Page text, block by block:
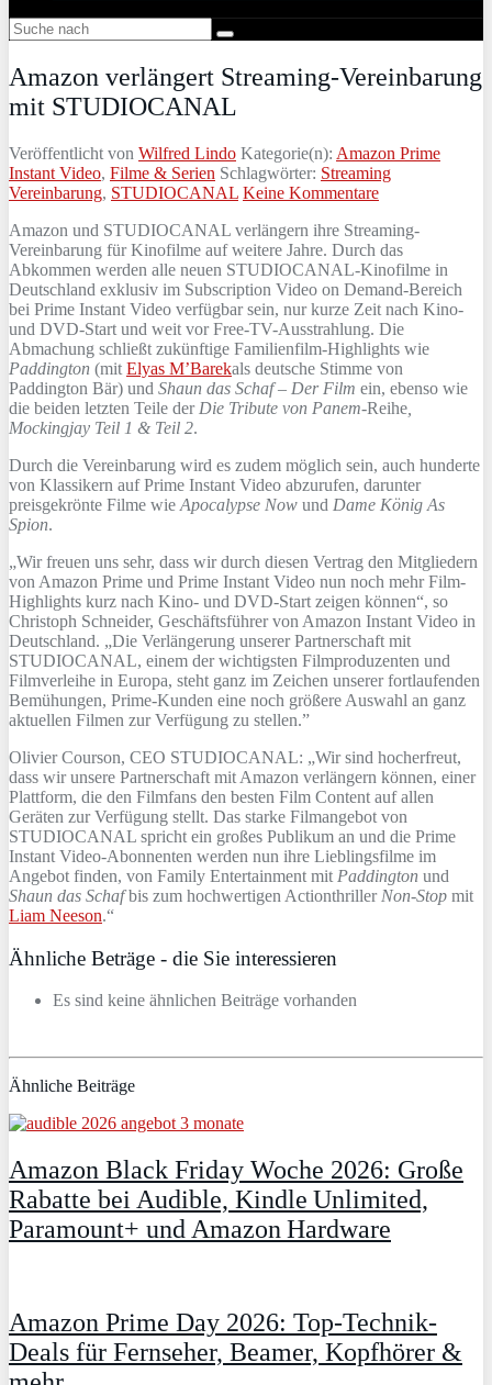
Amazon verlängert Streaming-Vereinbarung
mit STUDIOCANAL
Veröffentlicht von Wilfred Lindo Kategorie(n): Amazon Prime
Instant Video, Filme & Serien Schlagwörter: Streaming
Vereinbarung, STUDIOCANAL Keine Kommentare
Amazon und STUDIOCANAL verlängern ihre Streaming-
Vereinbarung für Kinofilme auf weitere Jahre. Durch das
Abkommen werden alle neuen STUDIOCANAL-Kinofilme in
Deutschland exklusiv im Subscription Video on Demand-Bereich
bei Prime Instant Video verfügbar sein, nur kurze Zeit nach Kino-
und DVD-Start und weit vor Free-TV-Ausstrahlung. Die
Abmachung schließt zukünftige Familienfilm-Highlights wie
Paddington (mit Elyas M’Barekals deutsche Stimme von
Paddington Bär) und Shaun das Schaf – Der Film ein, ebenso wie
die beiden letzten Teile der Die Tribute von Panem-Reihe
Mockingjay Teil 1 & Teil 2.
Durch die Vereinbarung wird es zudem möglich sein, auch hunderte
von Klassikern auf Prime Instant Video abzurufen, darunter
preisgekrönte Filme wie Apocalypse Now und Dame König As
Spion.
„Wir freuen uns sehr, dass wir durch diesen Vertrag den Mitgliedern
von Amazon Prime und Prime Instant Video nun noch mehr Film-
Highlights kurz nach Kino- und DVD-Start zeigen können“, so
Christoph Schneider, Geschäftsführer von Amazon Instant Video in
Deutschland. „Die Verlängerung unserer Partnerschaft mit
STUDIOCANAL, einem der wichtigsten Filmproduzenten und
Filmverleihe in Europa, steht ganz im Zeichen unserer fortlaufenden
Bemühungen, Prime-Kunden eine noch größere Auswahl an ganz
aktuellen Filmen zur Verfügung zu stellen.”
Olivier Courson, CEO STUDIOCANAL: „Wir sind hocherfreut,
dass wir unsere Partnerschaft mit Amazon verlängern können, einer
Plattform, die den Filmfans den besten Film Content auf allen
Geräten zur Verfügung stellt. Das starke Filmangebot von
STUDIOCANAL spricht ein großes Publikum an und die Prime
Instant Video-Abonnenten werden nun ihre Lieblingsfilme im
Angebot finden, von Family Entertainment mit Paddington und
Shaun das Schafbis zum hochwertigen Actionthriller Non-Stop mit
Liam Neeson.“
Ähnliche Beträge - die Sie interessieren
Es sind keine ähnlichen Beiträge vorhanden
Ähnliche Beiträge
Amazon Black Friday Woche 2026: Große
Rabatte bei Audible, Kindle Unlimited,
Paramount+ und Amazon Hardware
Amazon Prime Day 2026: Top-Technik-
Deals für Fernseher, Beamer, Kopfhörer &